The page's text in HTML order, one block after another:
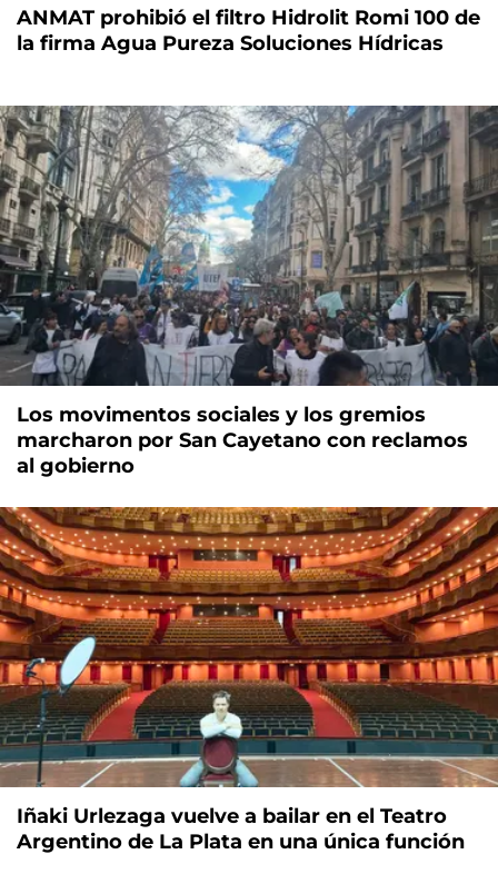
ANMAT prohibió el filtro Hidrolit Romi 100 de
la firma Agua Pureza Soluciones Hídricas
Los movimentos sociales y los gremios
marcharon por San Cayetano con reclamos
al gobierno
Iñaki Urlezaga vuelve a bailar en el Teatro
Argentino de La Plata en una única función